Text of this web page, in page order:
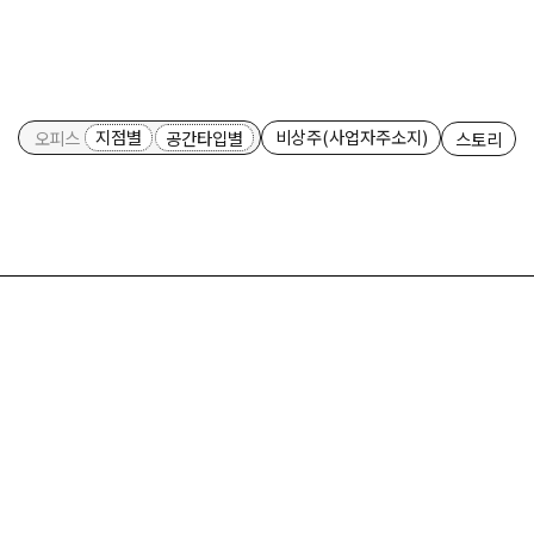
오피스 지점별 공간타입별 비상주(사업자주소지) 스토리